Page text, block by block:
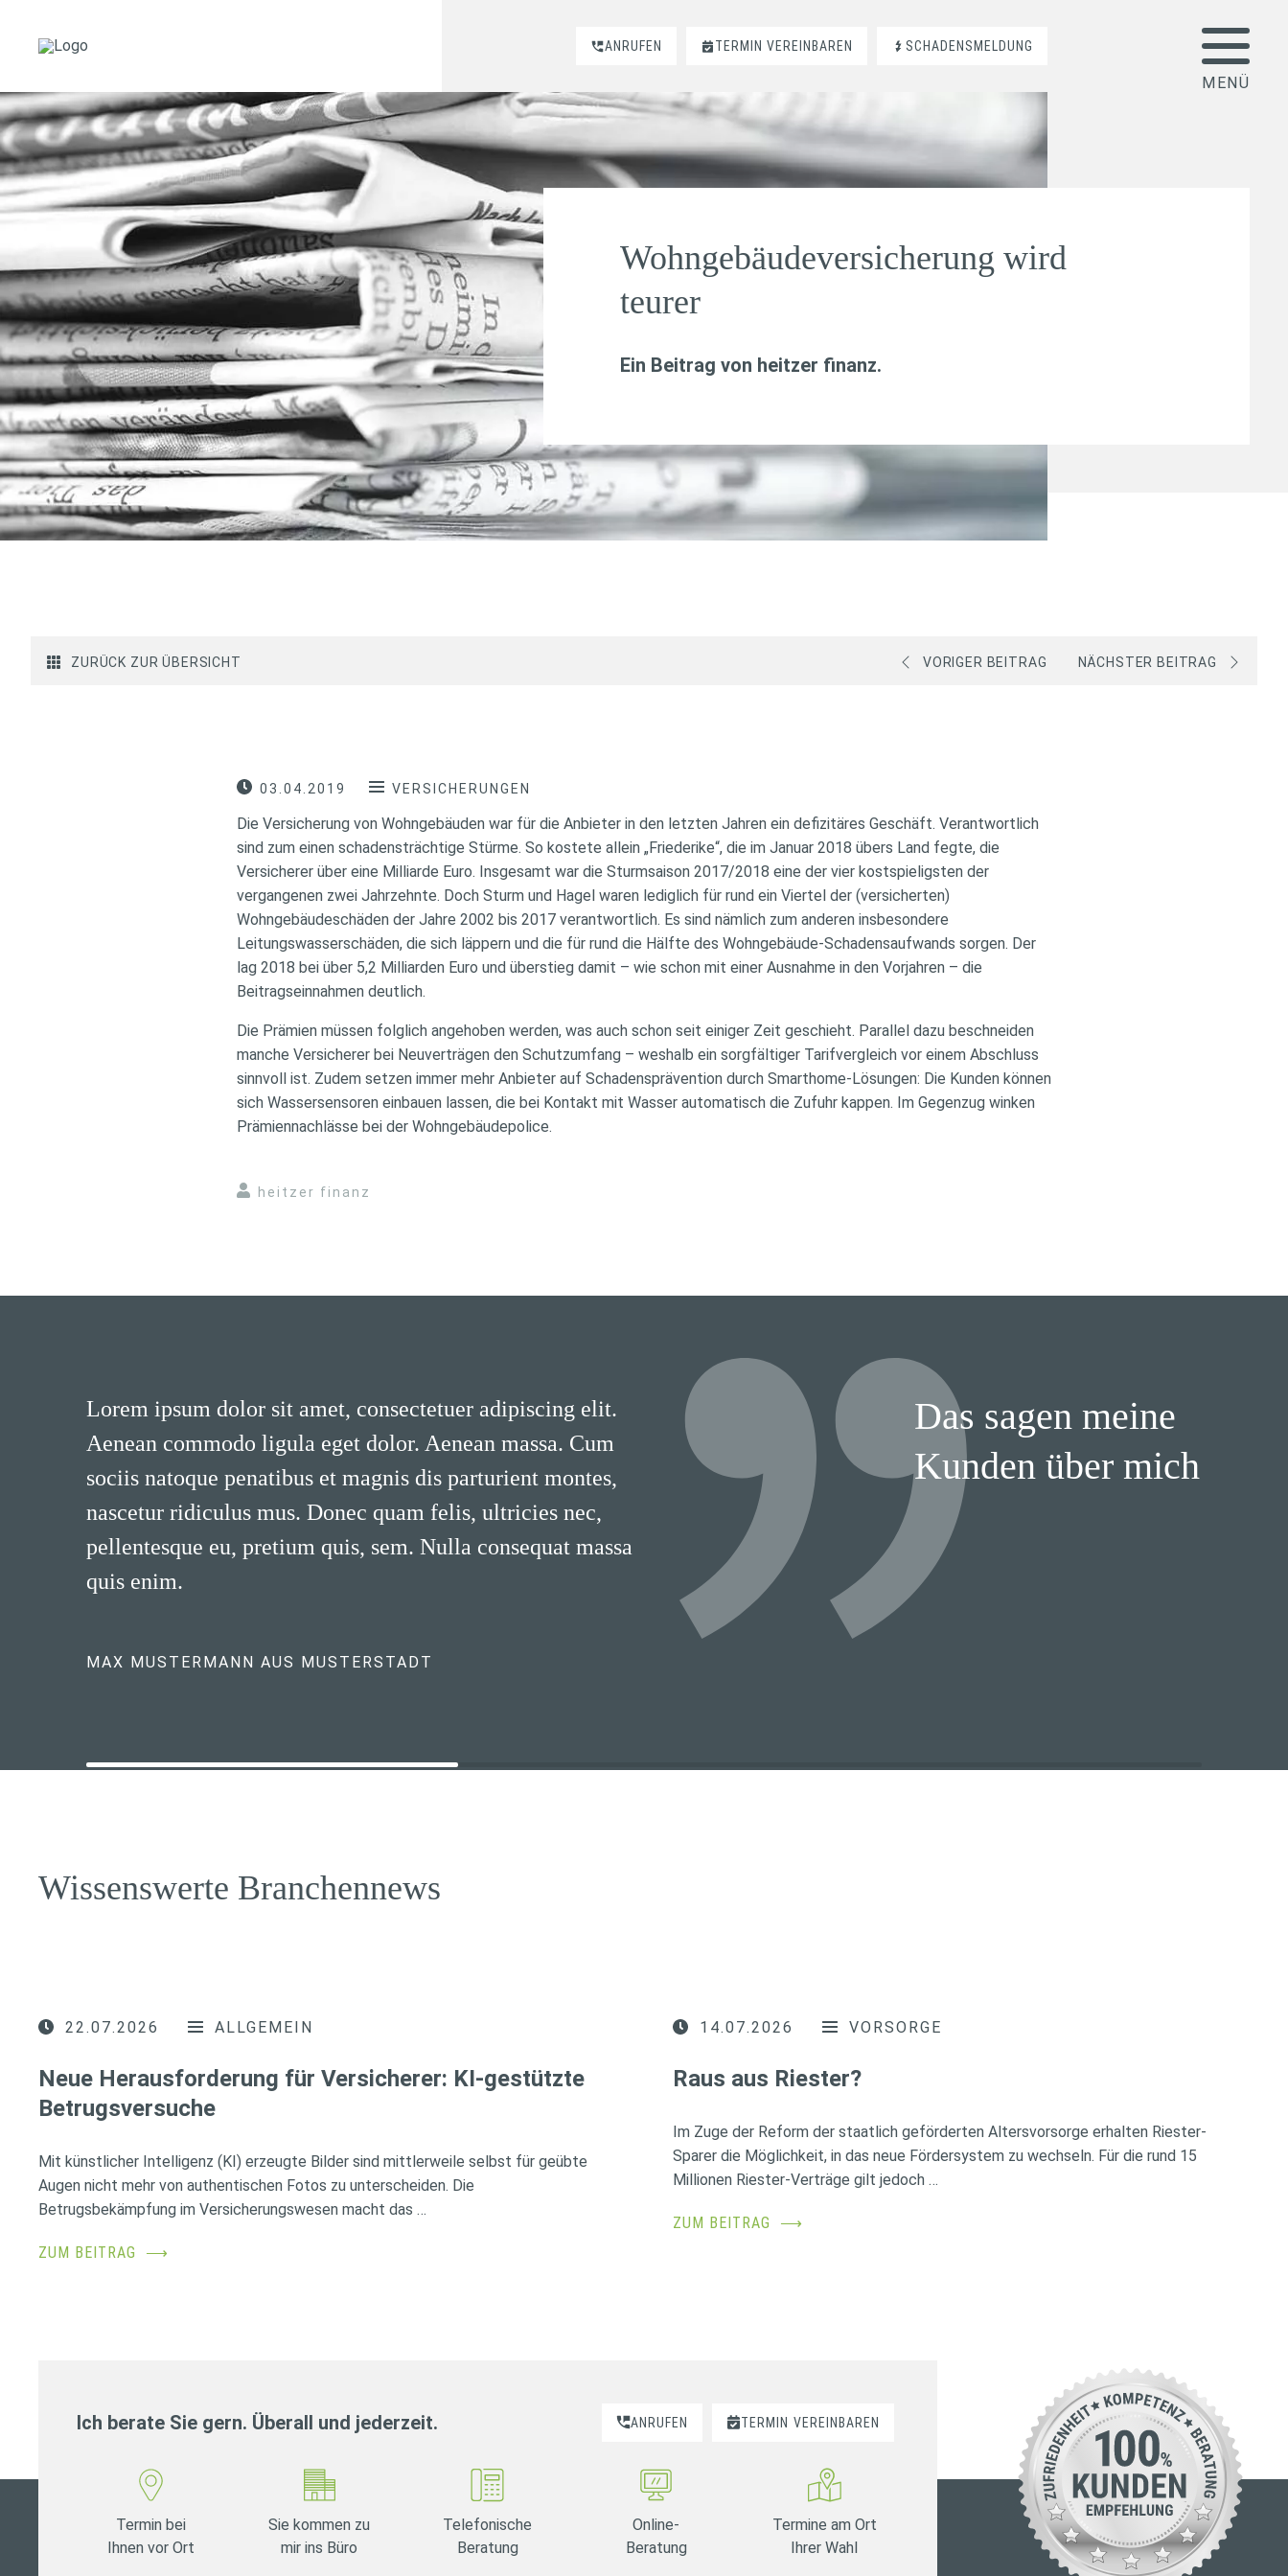
ANRUFEN TERMIN VEREINBAREN SCHADENSMELDUNG
Wohngebäudeversicherung wird
teurer
Ein Beitrag von heitzer finanz.
ZURÜCK ZUR ÜBERSICHT VORIGER BEITRAG NÄCHSTER BEITRAG
03.04.2019 VERSICHERUNGEN
Die Versicherung von Wohngebäuden war für die Anbieter in den letzten Jahren ein defizitäres Geschäft. Verantwortlich
sind zum einen schadensträchtige Stürme. So kostete allein „Friederike“, die im Januar 2018 übers Land fegte, die
Versicherer über eine Milliarde Euro. Insgesamt war die Sturmsaison 2017/2018 eine der vier kostspieligsten der
vergangenen zwei Jahrzehnte. Doch Sturm und Hagel waren lediglich für rund ein Viertel der (versicherten)
Wohngebäudeschäden der Jahre 2002 bis 2017 verantwortlich. Es sind nämlich zum anderen insbesondere
Leitungswasserschäden, die sich läppern und die für rund die Hälfte des Wohngebäude-Schadensaufwands sorgen. Der
lag 2018 bei über 5,2 Milliarden Euro und überstieg damit – wie schon mit einer Ausnahme in den Vorjahren – die
Beitragseinnahmen deutlich.
Die Prämien müssen folglich angehoben werden, was auch schon seit einiger Zeit geschieht. Parallel dazu beschneiden
manche Versicherer bei Neuverträgen den Schutzumfang – weshalb ein sorgfältiger Tarifvergleich vor einem Abschluss
sinnvoll ist. Zudem setzen immer mehr Anbieter auf Schadensprävention durch Smarthome-Lösungen: Die Kunden können
sich Wassersensoren einbauen lassen, die bei Kontakt mit Wasser automatisch die Zufuhr kappen. Im Gegenzug winken
Prämiennachlässe bei der Wohngebäudepolice.
heitzer finanz
Das sagen meine
Kunden über mich
Lorem ipsum dolor sit amet, consectetuer adipiscing elit.
Aenean commodo ligula eget dolor. Aenean massa. Cum
sociis natoque penatibus et magnis dis parturient montes,
nascetur ridiculus mus. Donec quam felis, ultricies nec,
pellentesque eu, pretium quis, sem. Nulla consequat massa
quis enim.
MAX MUSTERMANN AUS MUSTERSTADT
Wissenswerte Branchennews
22.07.2026 ALLGEMEIN
Neue Herausforderung für Versicherer: KI-gestützte
Betrugsversuche
Mit künstlicher Intelligenz (KI) erzeugte Bilder sind mittlerweile selbst für geübte
Augen nicht mehr von authentischen Fotos zu unterscheiden. Die
Betrugsbekämpfung im Versicherungswesen macht das …
ZUM BEITRAG ⟶
14.07.2026 VORSORGE
Raus aus Riester?
Im Zuge der Reform der staatlich geförderten Altersvorsorge erhalten Riester-
Sparer die Möglichkeit, in das neue Fördersystem zu wechseln. Für die rund 15
Millionen Riester-Verträge gilt jedoch …
ZUM BEITRAG ⟶
Ich berate Sie gern. Überall und jederzeit. ANRUFEN TERMIN VEREINBAREN
Termin bei
Ihnen vor Ort
Sie kommen zu
mir ins Büro
Telefonische
Beratung
Online-
Beratung
Termine am Ort
Ihrer Wahl